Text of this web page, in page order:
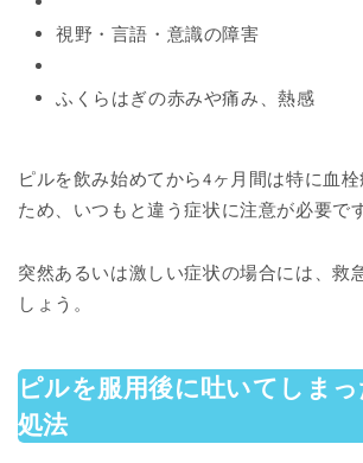
視野・言語・意識の障害
ふくらはぎの赤みや痛み、熱感
ピルを飲み始めてから4ヶ月間は特に血
ため、いつもと違う症状に注意が必要です
突然あるいは激しい症状の場合には、救
しょう。
ピルを服用後に吐いてしま
処法